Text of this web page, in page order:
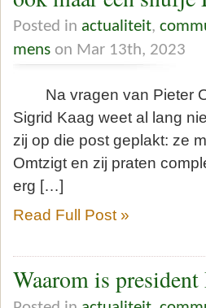
Posted in actualiteit,
mens on Mar 13th, 2023
Na vragen van Pieter
Sigrid Kaag weet al lang
zij op die post geplakt: ze
Omtzigt en zij praten
erg […]
Read Full Post »
Waarom is